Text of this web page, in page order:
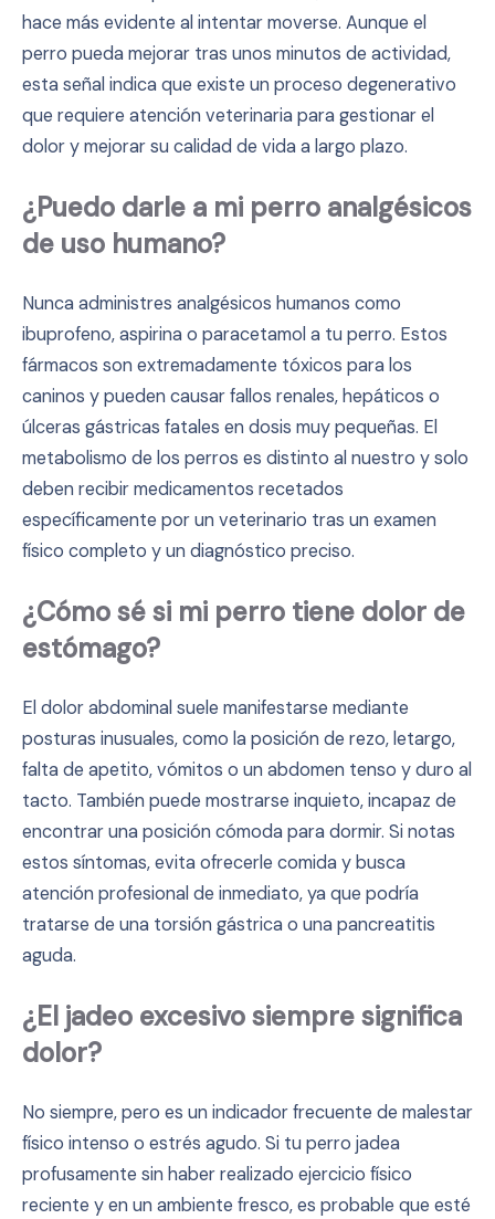
hace más evidente al intentar moverse. Aunque el
perro pueda mejorar tras unos minutos de actividad,
esta señal indica que existe un proceso degenerativo
que requiere atención veterinaria para gestionar el
dolor y mejorar su calidad de vida a largo plazo.
¿Puedo darle a mi perro analgésicos
de uso humano?
Nunca administres analgésicos humanos como
ibuprofeno, aspirina o paracetamol a tu perro. Estos
fármacos son extremadamente tóxicos para los
caninos y pueden causar fallos renales, hepáticos o
úlceras gástricas fatales en dosis muy pequeñas. El
metabolismo de los perros es distinto al nuestro y solo
deben recibir medicamentos recetados
específicamente por un veterinario tras un examen
físico completo y un diagnóstico preciso.
¿Cómo sé si mi perro tiene dolor de
estómago?
El dolor abdominal suele manifestarse mediante
posturas inusuales, como la posición de rezo, letargo,
falta de apetito, vómitos o un abdomen tenso y duro al
tacto. También puede mostrarse inquieto, incapaz de
encontrar una posición cómoda para dormir. Si notas
estos síntomas, evita ofrecerle comida y busca
atención profesional de inmediato, ya que podría
tratarse de una torsión gástrica o una pancreatitis
aguda.
¿El jadeo excesivo siempre significa
dolor?
No siempre, pero es un indicador frecuente de malestar
físico intenso o estrés agudo. Si tu perro jadea
profusamente sin haber realizado ejercicio físico
reciente y en un ambiente fresco, es probable que esté